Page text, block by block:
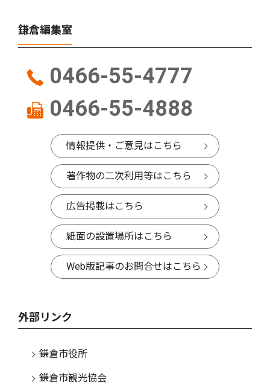
鎌倉編集室
0466-55-4777
0466-55-4888
情報提供・ご意見はこちら
著作物の二次利用等はこちら
広告掲載はこちら
紙面の設置場所はこちら
Web版記事のお問合せはこちら
外部リンク
鎌倉市役所
鎌倉市観光協会